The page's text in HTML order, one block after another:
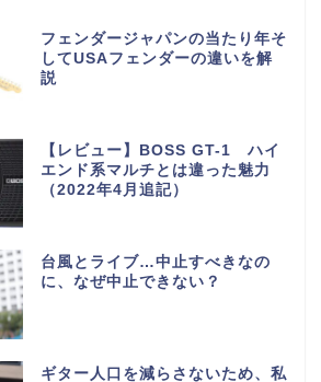
フェンダージャパンの当たり年そ
してUSAフェンダーの違いを解
説
【レビュー】BOSS GT-1 ハイ
エンド系マルチとは違った魅力
（2022年4月追記）
台風とライブ…中止すべきなの
に、なぜ中止できない？
ギター人口を減らさないため、私